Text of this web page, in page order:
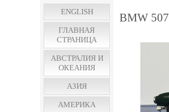
ENGLISH
ГЛАВНАЯ
СТРАНИЦА
АВСТРАЛИЯ И
ОКЕАНИЯ
АЗИЯ
АМЕРИКА
BMW 507